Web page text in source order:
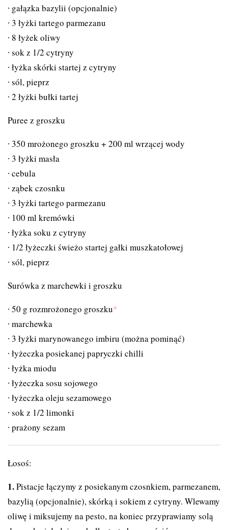
gałązka bazylii (opcjonalnie)
3 łyżki tartego parmezanu
8 łyżek oliwy
sok z 1/2 cytryny
łyżka skórki startej z cytryny
sól, pieprz
2 łyżki bułki tartej
Puree z groszku
350 mrożonego groszku + 200 ml wrzącej wody
3 łyżki masła
cebula
ząbek czosnku
3 łyżki tartego parmezanu
100 ml kremówki
łyżka soku z cytryny
1/2 łyżeczki świeżo startej gałki muszkatołowej
sól, pieprz
Surówka z marchewki i groszku
50 g rozmrożonego groszku*
marchewka
3 łyżki marynowanego imbiru (można pominąć)
łyżeczka posiekanej papryczki chilli
łyżka miodu
łyżeczka sosu sojowego
łyżeczka oleju sezamowego
sok z 1/2 limonki
prażony sezam
Łosoś:
Pistacje łączymy z posiekanym czosnkiem, parmezanem,
bazylią (opcjonalnie), skórką i sokiem z cytryny. Wlewamy
oliwę i miksujemy na pesto, na koniec przyprawiamy solą